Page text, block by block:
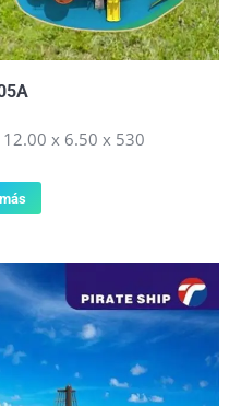
12.00 x 6.50 x 530